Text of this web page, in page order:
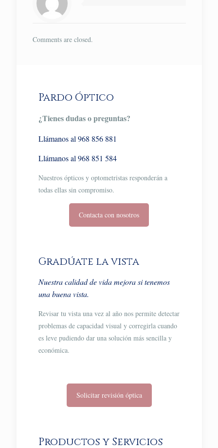
Comments are closed.
Pardo Óptico
¿Tienes dudas o preguntas?
Llámanos al 968 856 881
Llámanos al 968 851 584
Nuestros ópticos y optometristas responderán a
todas ellas sin compromiso.
Contacta con nosotros
Gradúate la vista
Nuestra calidad de vida mejora si tenemos
una buena vista.
Revisar tu vista una vez al año nos permite detectar
problemas de capacidad visual y corregirla cuando
es leve pudiendo dar una solución más sencilla y
económica.
Solicitar revisión óptica
Productos y Servicios